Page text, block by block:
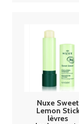
Nuxe Sweet
Lemon
lèvres